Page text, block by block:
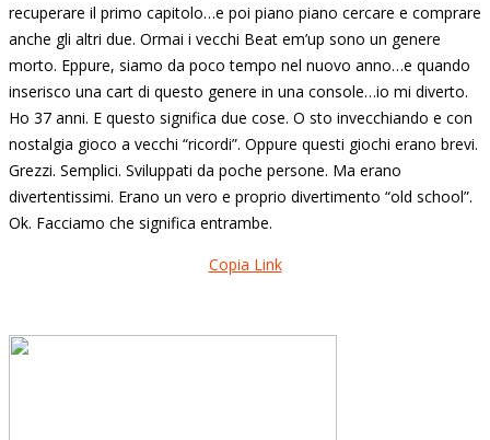
recuperare il primo capitolo…e poi piano piano cercare e comprare
anche gli altri due. Ormai i vecchi Beat em’up sono un genere
morto. Eppure, siamo da poco tempo nel nuovo anno…e quando
inserisco una cart di questo genere in una console…io mi diverto.
Ho 37 anni. E questo significa due cose. O sto invecchiando e con
nostalgia gioco a vecchi “ricordi”. Oppure questi giochi erano brevi.
Grezzi. Semplici. Sviluppati da poche persone. Ma erano
divertentissimi. Erano un vero e proprio divertimento “old school”.
Ok. Facciamo che significa entrambe.
Copia Link